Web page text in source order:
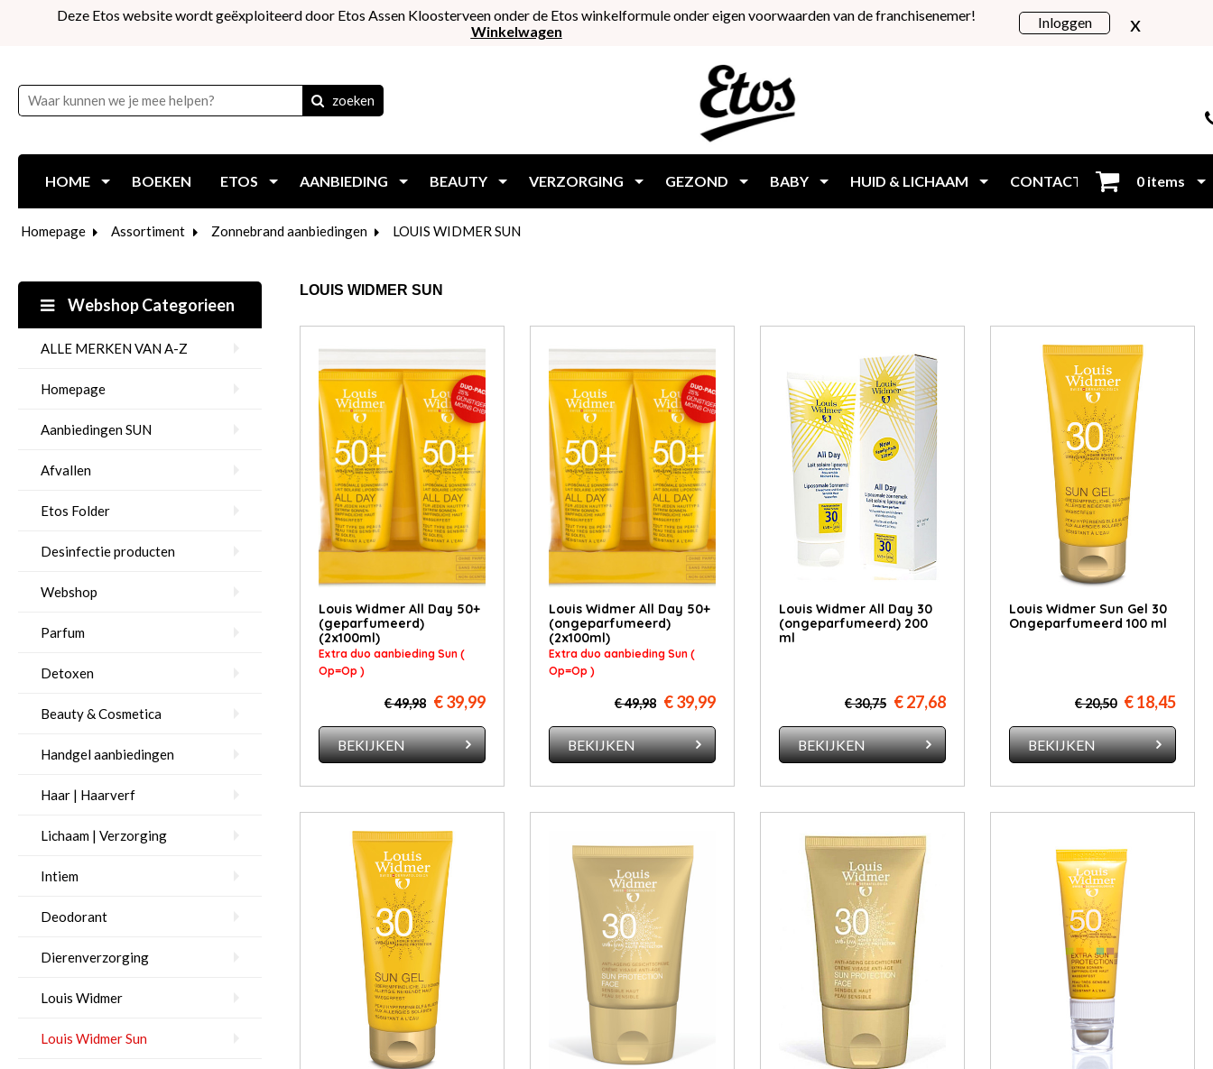
Deze Etos website wordt geëxploiteerd door Etos Assen Kloosterveen onder de Etos winkelformule onder eigen voorwaarden van de franchisenemer!
Winkelwagen
Inloggen x
zoeken
HOME BOEKEN ETOS AANBIEDING BEAUTY VERZORGING GEZOND BABY HUID & LICHAAM CONTACT Inloggen
0 items
Homepage Assortiment Zonnebrand aanbiedingen LOUIS WIDMER SUN
Webshop Categorieen
ALLE MERKEN VAN A-Z
Homepage
Aanbiedingen SUN
Afvallen
Etos Folder
Desinfectie producten
Webshop
Parfum
Detoxen
Beauty & Cosmetica
Handgel aanbiedingen
Haar | Haarverf
Lichaam | Verzorging
Intiem
Deodorant
Dierenverzorging
Louis Widmer
Louis Widmer Sun
LOUIS WIDMER SUN
Louis Widmer All Day 50+
(geparfumeerd)
(2x100ml)
Extra duo aanbieding Sun (
Op=Op )
€ 49,98 € 39,99
BEKIJKEN
Louis Widmer All Day 50+
(ongeparfumeerd)
(2x100ml)
Extra duo aanbieding Sun (
Op=Op )
€ 49,98 € 39,99
BEKIJKEN
Louis Widmer All Day 30
(ongeparfumeerd) 200
ml
€ 30,75 € 27,68
BEKIJKEN
Louis Widmer Sun Gel 30
Ongeparfumeerd 100 ml
€ 20,50 € 18,45
BEKIJKEN